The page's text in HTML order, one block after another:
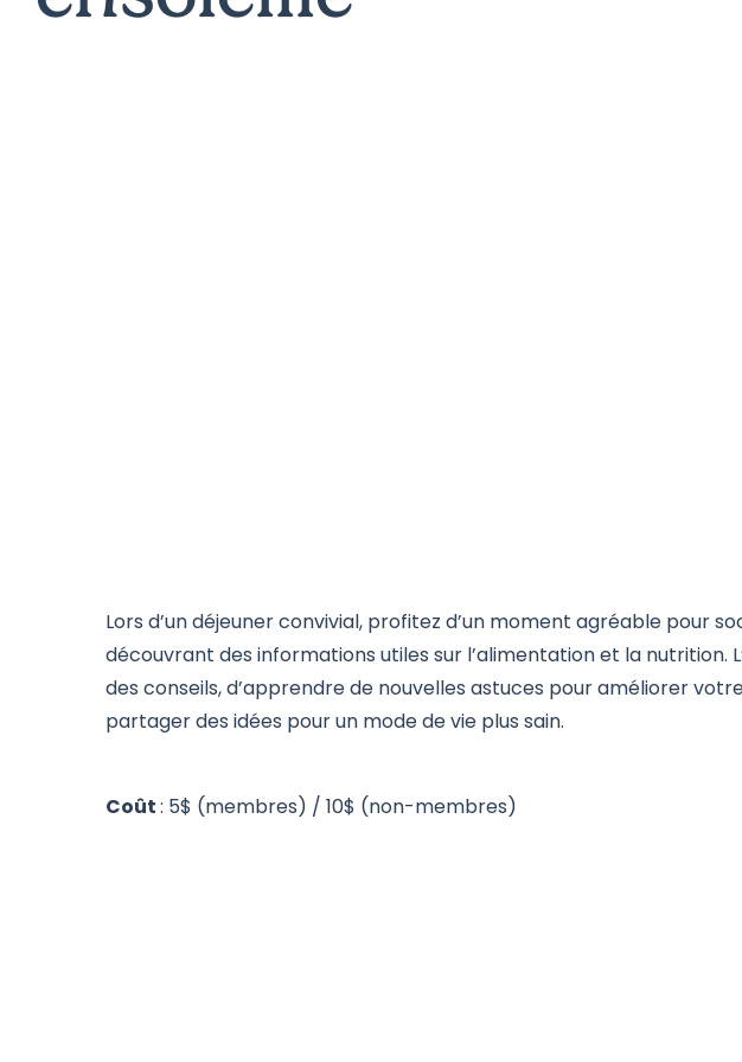
Lors d’un déjeuner convivial, profitez d’un moment agréable pour
découvrant des informations utiles sur l’alimentation et la nutrition.
des conseils, d’apprendre de nouvelles astuces pour améliorer
partager des idées pour un mode de vie plus sain.
Coût : 5$ (membres) / 10$ (non-membres)